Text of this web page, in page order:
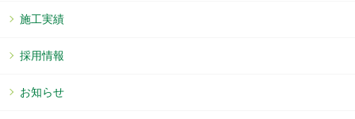
施工実績
採用情報
お知らせ